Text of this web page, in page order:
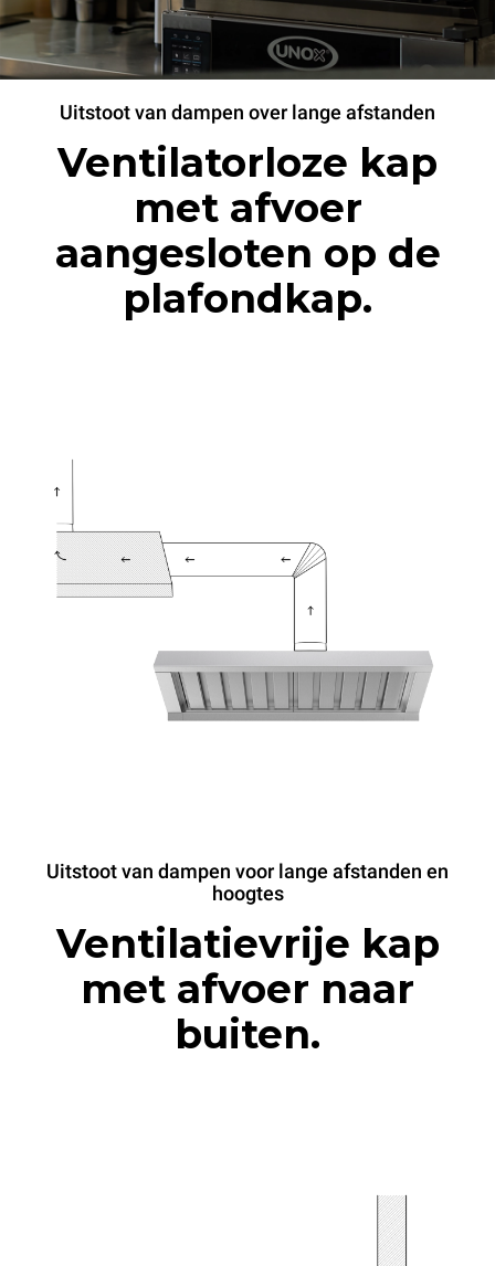
Uitstoot van dampen over lange afstanden
Ventilatorloze kap
met afvoer
aangesloten op de
plafondkap.
Uitstoot van dampen voor lange afstanden en
hoogtes
Ventilatievrije kap
met afvoer naar
buiten.